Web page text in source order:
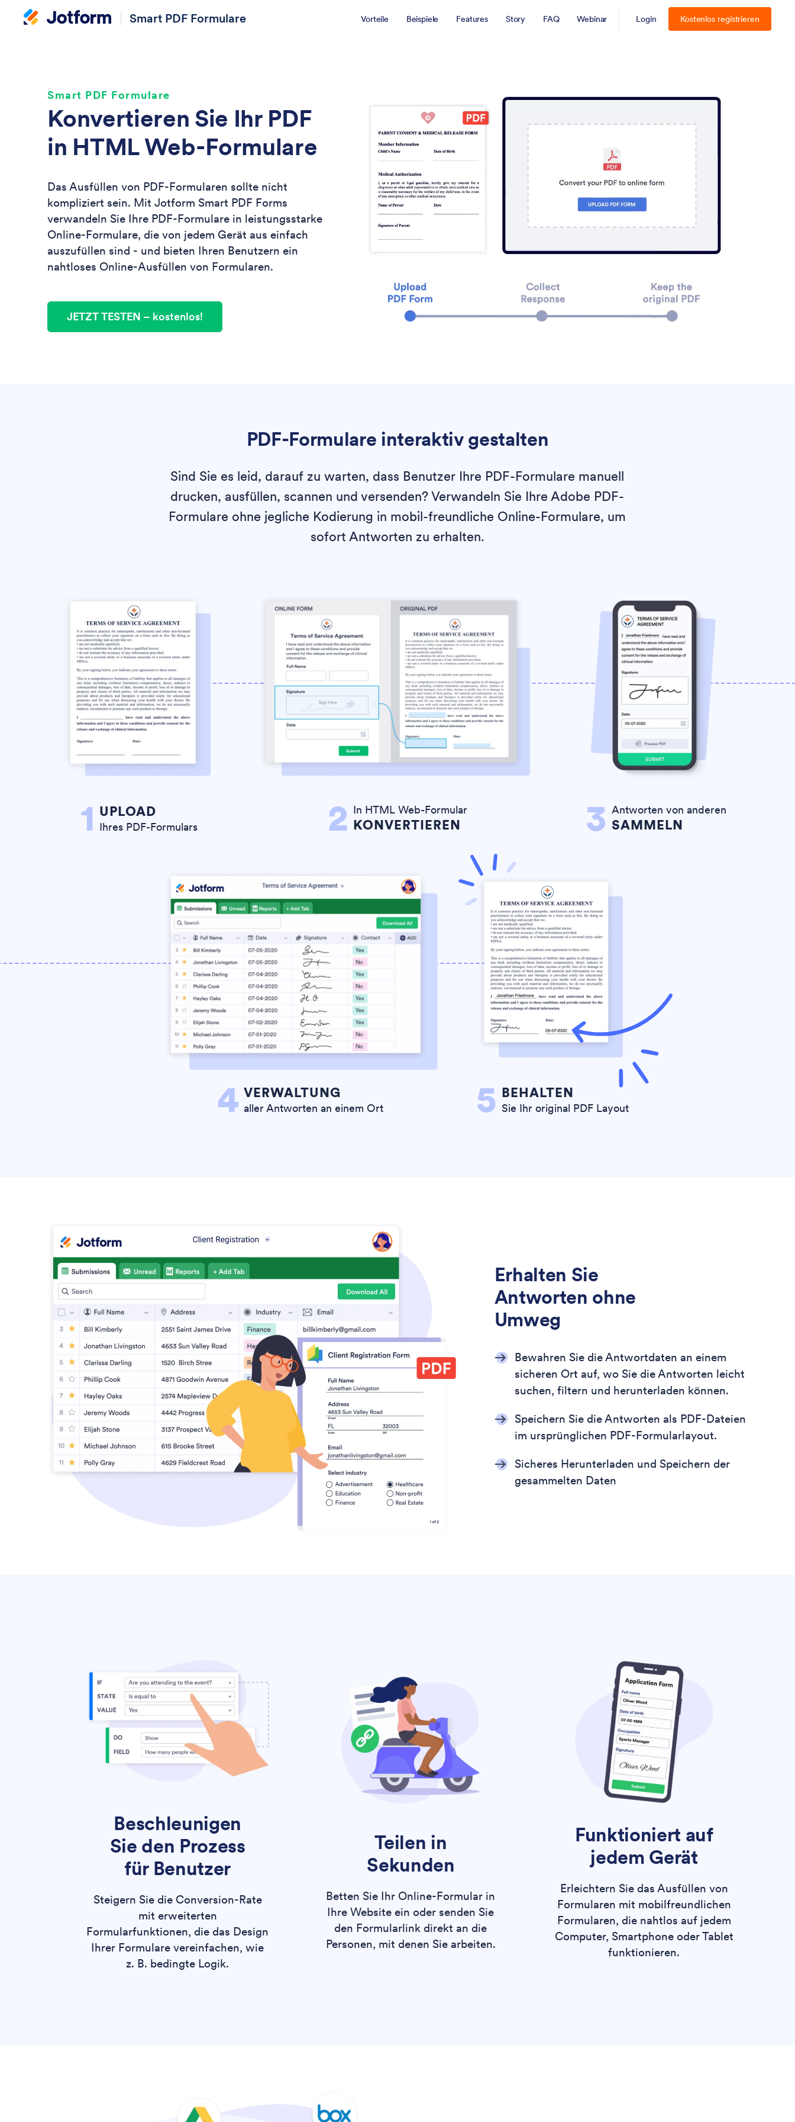
Smart PDF Formulare Vorteile Beispiele Features Story FAQ Webinar Login Kostenlos registrieren
Smart PDF Formulare
Konvertieren Sie Ihr PDF
in HTML Web-Formulare
Das Ausfüllen von PDF-Formularen sollte nicht
kompliziert sein. Mit Jotform Smart PDF Forms
verwandeln Sie Ihre PDF-Formulare in leistungsstarke
Online-Formulare, die von jedem Gerät aus einfach
auszufüllen sind - und bieten Ihren Benutzern ein
nahtloses Online-Ausfüllen von Formularen.
JETZT TESTEN – kostenlos!
PDF-Formulare interaktiv gestalten
Sind Sie es leid, darauf zu warten, dass Benutzer Ihre PDF-Formulare manuell
drucken, ausfüllen, scannen und versenden? Verwandeln Sie Ihre Adobe PDF-
Formulare ohne jegliche Kodierung in mobil-freundliche Online-Formulare, um
sofort Antworten zu erhalten.
1 UPLOAD
Ihres PDF-Formulars 2 In HTML Web-Formular
KONVERTIEREN 3 Antworten von anderen
SAMMELN
4 VERWALTUNG
aller Antworten an einem Ort 5 BEHALTEN
Sie Ihr original PDF Layout
Erhalten Sie
Antworten ohne
Umweg
Bewahren Sie die Antwortdaten an einem
sicheren Ort auf, wo Sie die Antworten leicht
suchen, filtern und herunterladen können.
Speichern Sie die Antworten als PDF-Dateien
im ursprünglichen PDF-Formularlayout.
Sicheres Herunterladen und Speichern der
gesammelten Daten
Beschleunigen
Sie den Prozess
für Benutzer
Steigern Sie die Conversion-Rate
mit erweiterten
Formularfunktionen, die das Design
Ihrer Formulare vereinfachen, wie
z. B. bedingte Logik.
Teilen in
Sekunden
Betten Sie Ihr Online-Formular in
Ihre Website ein oder senden Sie
den Formularlink direkt an die
Personen, mit denen Sie arbeiten.
Funktioniert auf
jedem Gerät
Erleichtern Sie das Ausfüllen von
Formularen mit mobilfreundlichen
Formularen, die nahtlos auf jedem
Computer, Smartphone oder Tablet
funktionieren.